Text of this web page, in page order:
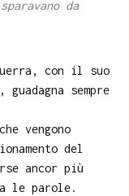
da
con il suo
sempre
vengono
del
ancor più
le parole.